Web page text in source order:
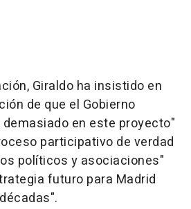
Giraldo ha insistido en
de que el Gobierno
en este proyecto"
participativo de verdad
políticos y asociaciones"
futuro para Madrid